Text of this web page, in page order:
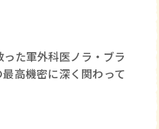
た軍外科医ノラ・ブラ
高機密に深く関わって